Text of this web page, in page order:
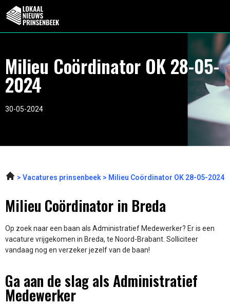
Milieu Coördinator OK 28-05-
2024
30-05-2024
Vacatures prinsenbeek Milieu Coördinator OK 28-05-2024
Milieu Coördinator in Breda
Op zoek naar een baan als Administratief Medewerker? Er is een
vacature vrijgekomen in Breda, te Noord-Brabant. Solliciteer
vandaag nog en verzeker jezelf van de baan!
Ga aan de slag als Administratief
Medewerker